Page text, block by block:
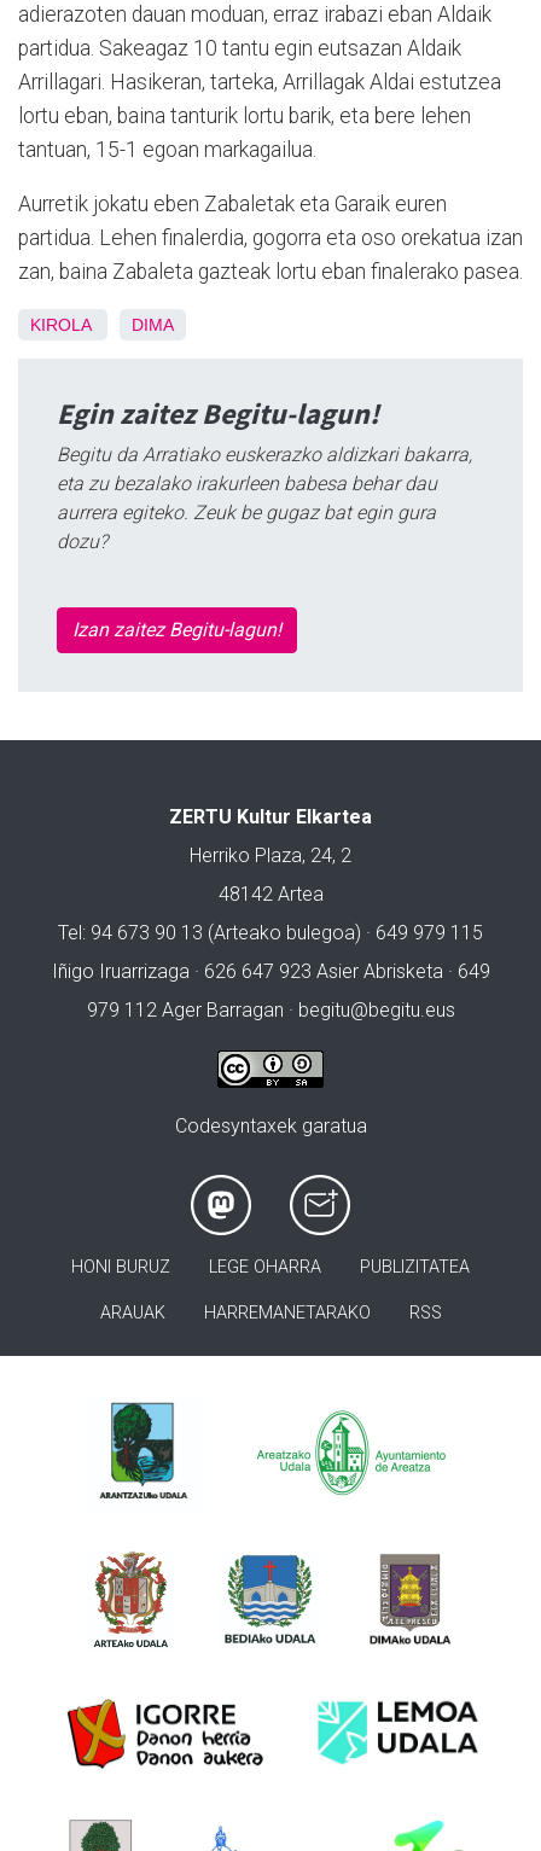
adierazoten dauan moduan, erraz irabazi eban Aldaik
partidua. Sakeagaz 10 tantu egin eutsazan Aldaik
Arrillagari. Hasikeran, tarteka, Arrillagak Aldai estutzea
lortu eban, baina tanturik lortu barik, eta bere lehen
tantuan, 15-1 egoan markagailua.
Aurretik jokatu eben Zabaletak eta Garaik euren
partidua. Lehen finalerdia, gogorra eta oso orekatua izan
zan, baina Zabaleta gazteak lortu eban finalerako pasea.
KIROLA DIMA
Egin zaitez Begitu-lagun!
Begitu da Arratiako euskerazko aldizkari bakarra,
eta zu bezalako irakurleen babesa behar dau
aurrera egiteko. Zeuk be gugaz bat egin gura
dozu?
Izan zaitez Begitu-lagun!
ZERTU Kultur Elkartea
Herriko Plaza, 24, 2
48142 Artea
Tel: 94 673 90 13 (Arteako bulegoa) · 649 979 115
Iñigo Iruarrizaga · 626 647 923 Asier Abrisketa · 649
979 112 Ager Barragan · begitu@begitu.eus
Codesyntaxek garatua
HONI BURUZ LEGE OHARRA PUBLIZITATEA
ARAUAK HARREMANETARAKO RSS